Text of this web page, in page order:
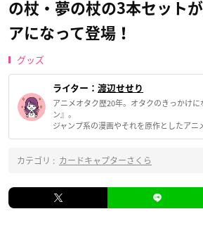
の杖・夢の杖の3本セット
アになって登場！
グッズ
ライター： 渡辺せせり
アニメオタク歴20年。オタクのきっかけ
ン』。
ジャンプ系の漫画やそれを原作としたアニ
カテゴリ : カードキャプターさくら